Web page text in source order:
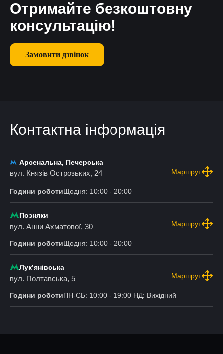
Отримайте безкоштовну
консультацію!
Замовити дзвінок
Контактна інформація
Арсенальна, Печерська
вул. Князів Острозьких, 24 Маршрут
Години роботиЩодня: 10:00 - 20:00
Позняки
вул. Анни Ахматової, 30 Маршрут
Години роботиЩодня: 10:00 - 20:00
Лукʼянівська
вул. Полтавська, 5 Маршрут
Години роботиПН-СБ: 10:00 - 19:00 НД: Вихідний